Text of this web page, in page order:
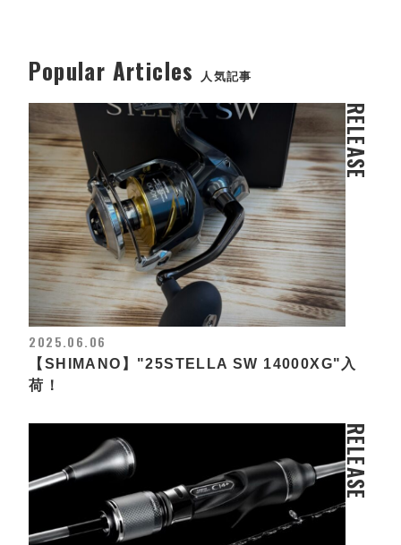
Popular Articles 人気記事
RELEASE
2025.06.06
【SHIMANO】"25STELLA SW 14000XG"入
荷！
RELEASE